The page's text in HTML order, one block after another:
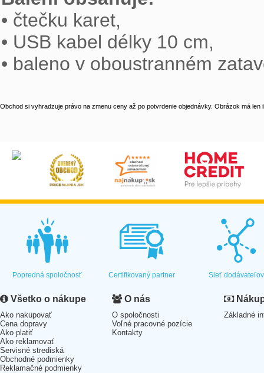
• čtečku karet,
• USB kabel délky 10 cm,
• baleno v oboustranném
Obchod si vyhradzuje právo na zmenu ceny až po potvrdenie objednávky. Obrázok má len
Popredná spoločnosť Certifikovaný partner Sieť dodávateľov
Všetko o nákupe
Ako nakupovať
Cena dopravy
Ako platiť
Ako reklamovať
Servisné strediská
Obchodné podmienky
Reklamačné podmienky
O nás
O spoločnosti
Voľné pracovné pozície
Kontakty
Základné